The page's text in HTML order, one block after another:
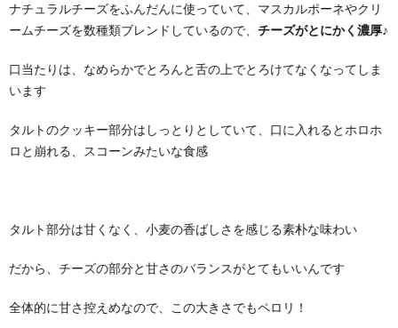
ナチュラルチーズをふんだんに使っていて、マスカルポーネやクリ
ームチーズを数種類ブレンドしているので、チーズがとにかく濃厚♪
口当たりは、なめらかでとろんと舌の上でとろけてなくなってしま
います
タルトのクッキー部分はしっとりとしていて、口に入れるとホロホ
ロと崩れる、スコーンみたいな食感
タルト部分は甘くなく、小麦の香ばしさを感じる素朴な味わい
だから、チーズの部分と甘さのバランスがとてもいいんです
全体的に甘さ控えめなので、この大きさでもペロリ！